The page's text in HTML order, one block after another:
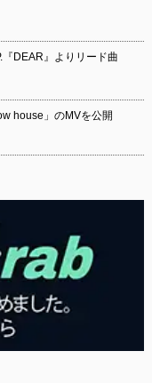
DEAR』よりリード曲
house」のMVを公開